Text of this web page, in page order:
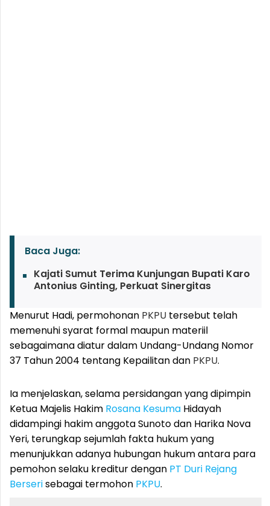
Baca Juga:
Kajati Sumut Terima Kunjungan Bupati Karo
Antonius Ginting, Perkuat Sinergitas
Menurut Hadi, permohonan PKPU tersebut telah
memenuhi syarat formal maupun materiil
sebagaimana diatur dalam Undang-Undang Nomor
37 Tahun 2004 tentang Kepailitan dan PKPU.
Ia menjelaskan, selama persidangan yang dipimpin
Ketua Majelis Hakim Rosana Kesuma Hidayah
didampingi hakim anggota Sunoto dan Harika Nova
Yeri, terungkap sejumlah fakta hukum yang
menunjukkan adanya hubungan hukum antara para
pemohon selaku kreditur dengan PT Duri Rejang
Berserisebagai termohon PKPU.